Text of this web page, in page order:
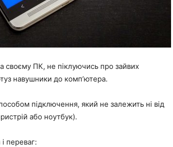
своєму ПК, не піклуючись про зайвих
навушники до комп’ютера.
підключення, який не залежить ні від
або ноутбук).
переваг: